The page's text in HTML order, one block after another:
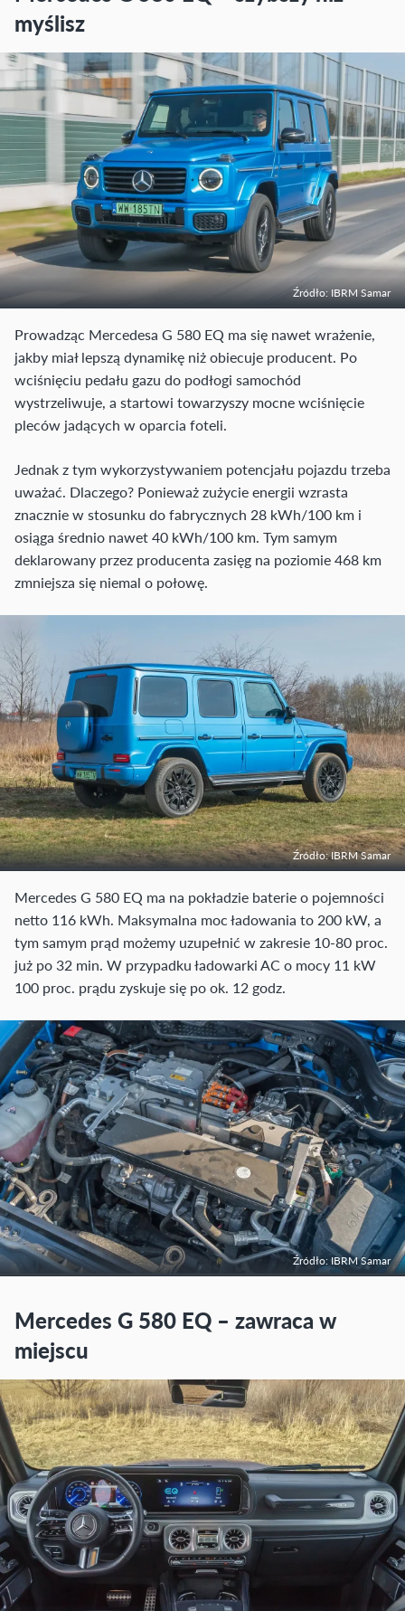
myślisz
Źródło: IBRM Samar
Prowadząc Mercedesa G 580 EQ ma się nawet wrażenie,
jakby miał lepszą dynamikę niż obiecuje producent. Po
wciśnięciu pedału gazu do podłogi samochód
wystrzeliwuje, a startowi towarzyszy mocne wciśnięcie
pleców jadących w oparcia foteli.
Jednak z tym wykorzystywaniem potencjału pojazdu trzeba
uważać. Dlaczego? Ponieważ zużycie energii wzrasta
znacznie w stosunku do fabrycznych 28 kWh/100 km i
osiąga średnio nawet 40 kWh/100 km. Tym samym
deklarowany przez producenta zasięg na poziomie 468 km
zmniejsza się niemal o połowę.
Źródło: IBRM Samar
Mercedes G 580 EQ ma na pokładzie baterie o pojemności
netto 116 kWh. Maksymalna moc ładowania to 200 kW, a
tym samym prąd możemy uzupełnić w zakresie 10-80 proc.
już po 32 min. W przypadku ładowarki AC o mocy 11 kW
100 proc. prądu zyskuje się po ok. 12 godz.
Źródło: IBRM Samar
Mercedes G 580 EQ – zawraca w
miejscu